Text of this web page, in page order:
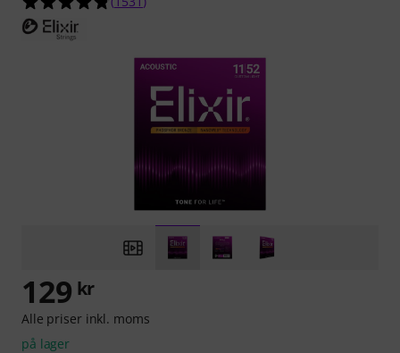
129 kr
Alle priser inkl. moms
på lager